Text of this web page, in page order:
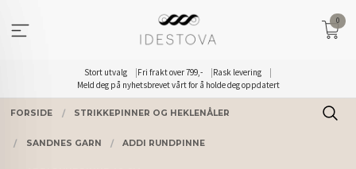
innholdet
Stort utvalg Fri frakt over 799,-
Rask levering
Meld deg på nyhetsbrevet vårt for å holde deg oppdatert
0
FORSIDE STRIKKEPINNER OG HEKLENÅLER
SANDNES GARN ADDI RUNDPINNE